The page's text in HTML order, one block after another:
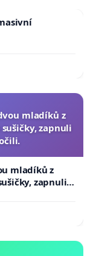
mladíků z
zapnuli
mladíků z
zapnuli ji